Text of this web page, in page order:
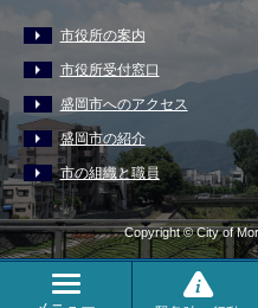
市役所の案内
市役所受付窓口
盛岡市へのアクセス
盛岡市の紹介
市の組織と職員
Copyright © City of